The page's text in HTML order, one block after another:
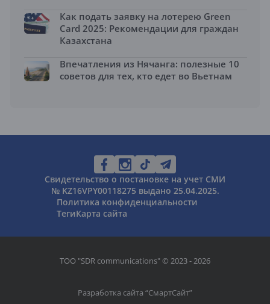
Как подать заявку на лотерею Green
Card 2025: Рекомендации для граждан
Казахстана
Впечатления из Нячанга: полезные 10
советов для тех, кто едет во Вьетнам
Свидетельство о постановке на учет СМИ
№ KZ16VPY00118275 выдано 25.04.2025.
Политика конфиденциальности
ТегиКарта сайта
ТОО "SDR communications" © 2023 - 2026
Разработка сайта “СмартСайт”